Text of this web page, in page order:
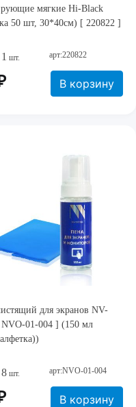
мягкие Hi-Black
50 шт, 30*40см) [ 220822 ]
1 шт. арт:220822
В корзину
для экранов NV-
01-004 ] (150 мл
8 шт. арт:NVO-01-004
В корзину